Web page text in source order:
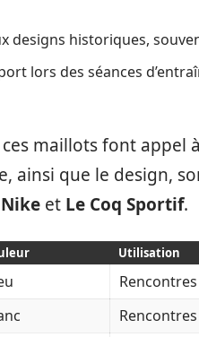
designs historiques,
lors des séances
maillots font appel
ainsi que le design,
Nike et Le Coq Sportif.
Utilisation